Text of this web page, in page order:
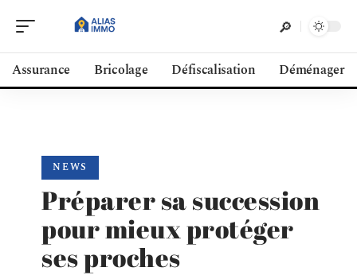
Assurance Bricolage Défiscalisation Déménager
NEWS
Préparer sa succession
pour mieux protéger
ses proches